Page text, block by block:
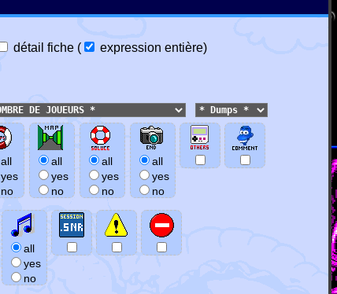
détail fiche ( expression entière)
all
yes
no
all
yes
no
all
yes
no
all
yes
no
all
yes
no